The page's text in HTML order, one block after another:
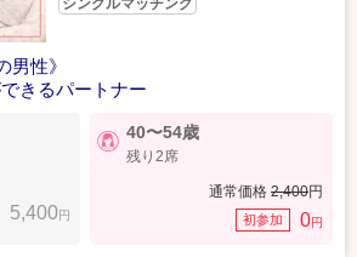
シングルマッチング
男性》
きるパートナー
5,400円
40〜54歳
残り2席
通常価格 2,400円
初参加 0円